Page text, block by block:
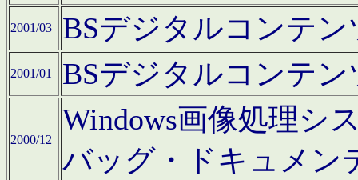
2001/03 BSデジタルコンテ
2001/01 BSデジタルコンテ
2000/12
Windows画像処理シ
バッグ・ドキュメン